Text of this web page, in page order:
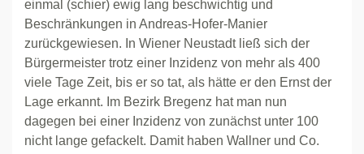
einmal (schier) ewig lang beschwichtig und
Beschränkungen in Andreas-Hofer-Manier
zurückgewiesen. In Wiener Neustadt ließ sich der
Bürgermeister trotz einer Inzidenz von mehr als 400
viele Tage Zeit, bis er so tat, als hätte er den Ernst der
Lage erkannt. Im Bezirk Bregenz hat man nun
dagegen bei einer Inzidenz von zunächst unter 100
nicht lange gefackelt. Damit haben Wallner und Co.